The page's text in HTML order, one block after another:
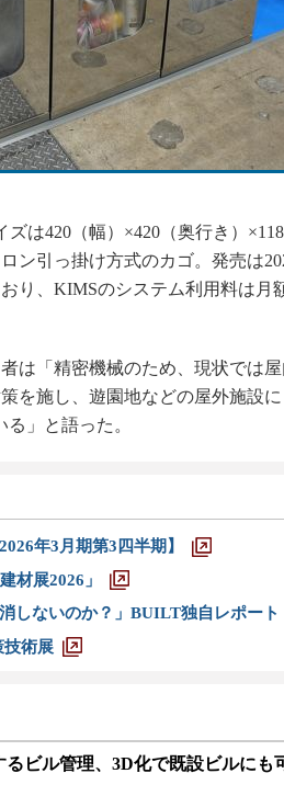
は420（幅）×420（奥行き）
ン引っ掛け方式のカゴ。発売は
り、KIMSのシステム利用料は月
「精密機械のため、現状では屋
を施し、遊園地などの屋外施設
」と語った。
年3月期第3四半期】
材展2026」
しないのか？」BUILT独自レポート
技術展
ビル管理、3D化で既設ビルにも